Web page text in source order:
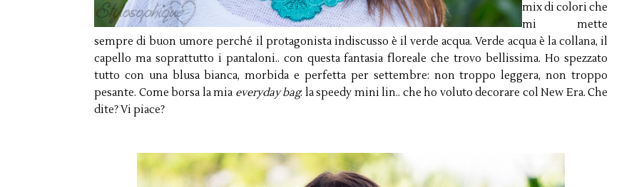
mix di colori che
mi mette
sempre di buon umore perché il protagonista indiscusso è il verde acqua. Verde acqua è la collana, il
capello ma soprattutto i pantaloni.. con questa fantasia floreale che trovo bellissima. Ho spezzato
tutto con una blusa bianca, morbida e perfetta per settembre: non troppo leggera, non troppo
pesante. Come borsa la mia everyday bag: la speedy mini lin.. che ho voluto decorare col New Era. Che
dite? Vi piace?